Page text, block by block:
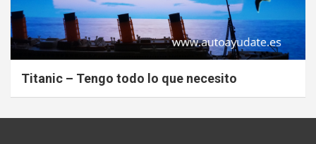
Titanic – Tengo todo lo que necesito